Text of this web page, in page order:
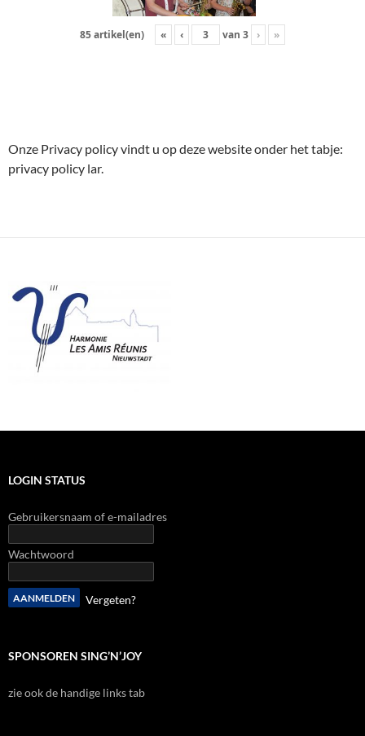
85 artikel(en) « ‹ van 3 › »
Onze Privacy policy vindt u op deze website onder het tabje:
privacy policy lar.
LOGIN STATUS
Gebruikersnaam of e-mailadres
Wachtwoord
Vergeten?
SPONSOREN SING’N’JOY
zie ook de handige links tab